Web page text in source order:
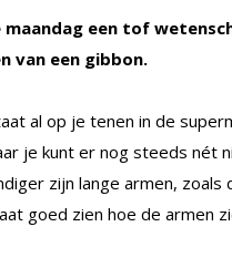
een tof
van een gibbon.
al op je tenen in de
je kunt er nog steeds nét
zijn lange armen, zoals
goed zien hoe de armen